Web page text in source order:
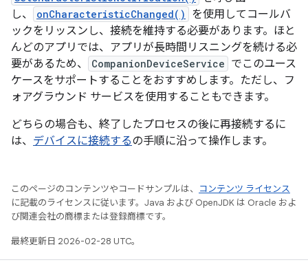
し、
onCharacteristicChanged()
を使用してコールバ
ックをリッスンし、接続を維持する必要があります。ほと
んどのアプリでは、アプリが長時間リスニングを続ける必
要があるため、
CompanionDeviceService でこのユース
ケースをサポートすることをおすすめします。ただし、フ
ォアグラウンド サービスを使用することもできます。
どちらの場合も、終了したプロセスの後に再接続するに
は、 デバイスに接続するの手順に沿って操作します。
このページのコンテンツやコードサンプルは、
コンテンツ ライセンス
に記載のライセンスに従います。Java および OpenJDK は Oracle およ
び関連会社の商標または登録商標です。
最終更新日 2026-02-28 UTC。